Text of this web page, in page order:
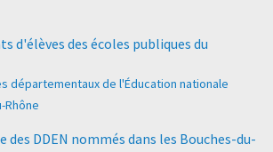
d'élèves des écoles publiques du
départementaux de l'Éducation nationale
Rhône
des DDEN nommés dans les Bouches-du-